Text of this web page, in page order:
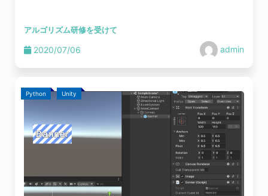
アルゴリズム研修を受けて
2020/07/06 admin
Python Unity